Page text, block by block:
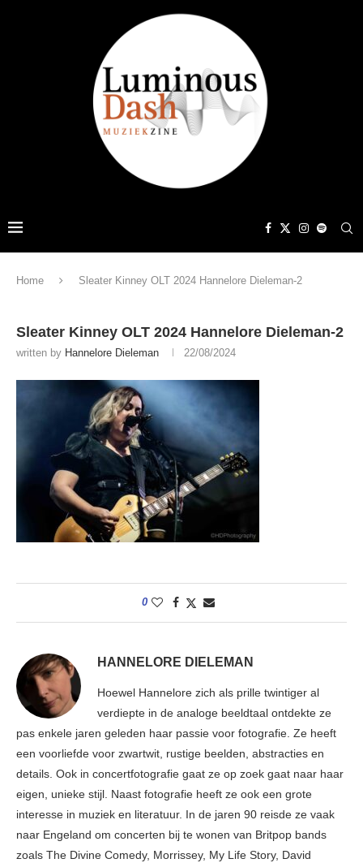
Home Sleater Kinney OLT 2024 Hannelore Dieleman-2
Sleater Kinney OLT 2024 Hannelore Dieleman-2
written by Hannelore Dieleman 22/08/2024
0
HANNELORE DIELEMAN
Hoewel Hannelore zich als prille twintiger al
verdiepte in de analoge beeldtaal ontdekte ze
pas enkele jaren geleden haar passie voor fotografie. Ze heeft
een voorliefde voor zwartwit, rustige beelden, abstracties en
details. Ook in concertfotografie gaat ze op zoek gaat naar haar
eigen, unieke stijl. Naast fotografie heeft ze ook een grote
interesse in muziek en literatuur. In de jaren 90 reisde ze vaak
naar Engeland om concerten bij te wonen van Britpop bands
zoals The Divine Comedy, Morrissey, My Life Story, David